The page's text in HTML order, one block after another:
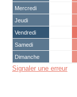
Mercredi
Jeudi
Vendredi
Samedi
Dimanche
Signaler une erreur